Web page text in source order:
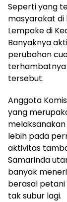
Seperti yang
masyarakat di
Lempake di
Banyaknya
perubahan
terhambatnya
tersebut.
Anggota
yang
lebih pada
aktivitas
Samarinda
banyak
berasal
tak subur lagi.